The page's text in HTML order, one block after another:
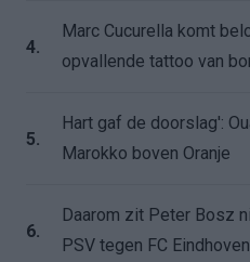
4.
Marc Cucurella komt
opvallende tattoo van
5.
Hart gaf de doorslag':
Marokko boven Oranje
6.
Daarom zit Peter Bosz
PSV tegen FC Eindhoven